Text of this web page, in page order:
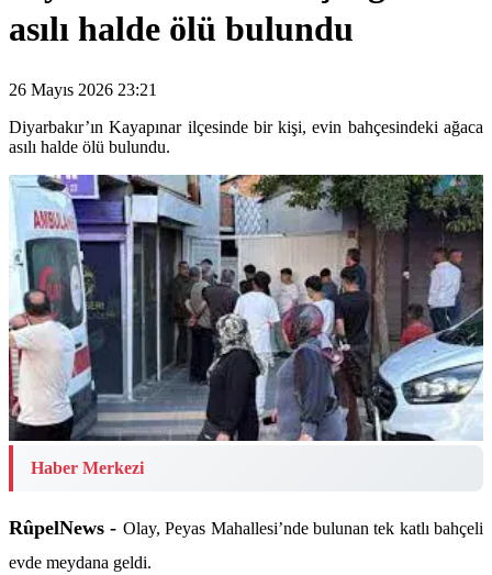
asılı halde ölü bulundu
26 Mayıs 2026 23:21
Diyarbakır’ın Kayapınar ilçesinde bir kişi, evin bahçesindeki ağaca
asılı halde ölü bulundu.
Haber Merkezi
RûpelNews - Olay, Peyas Mahallesi’nde bulunan tek katlı bahçeli
evde meydana geldi.